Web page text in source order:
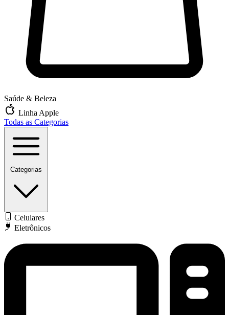
Saúde & Beleza
Linha Apple
Todas as Categorias
Categorias
Celulares
Eletrônicos